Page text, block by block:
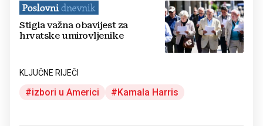
Stigla važna obavijest za
hrvatske umirovljenike
KLJUČNE RIJEČI
izbori u Americi Kamala Harris